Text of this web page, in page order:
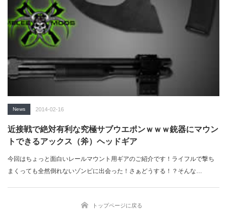
News 2014-02-16
近接戦で絶対有利な究極サブウエポンｗｗｗ銃器にマウン
トできるアックス（斧）ヘッドギア
今回はちょっと面白いレールマウント用ギアのご紹介です！ライフルで撃ち
まくっても全然倒れないゾンビに出会った！さぁどうする！？そんな…
トップページに戻る